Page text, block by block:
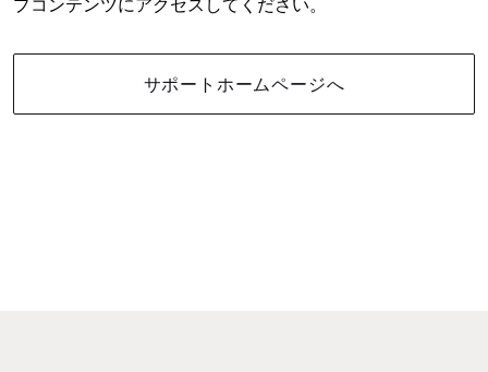
プコンテンツにアクセスしてください。
サポートホームページへ